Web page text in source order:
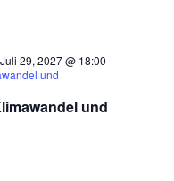
und
Juli 29, 2027 @ 18:00
und